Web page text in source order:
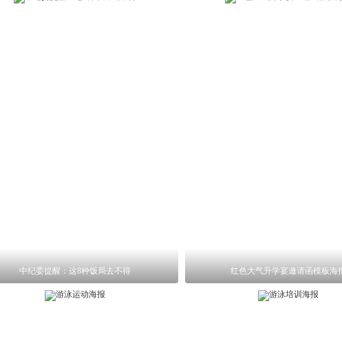
中纪委提醒：这8种饭局去不得 红色大气升学宴邀请函模板海